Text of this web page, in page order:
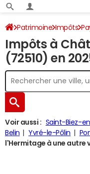
Patrimoine Impôts
Château-l'Hermitage
Impôts à
(72510) en
Voir aussi : Saint-Biez-
Belin
Yvré-le-Pôlin
l'Hermitage à une autre